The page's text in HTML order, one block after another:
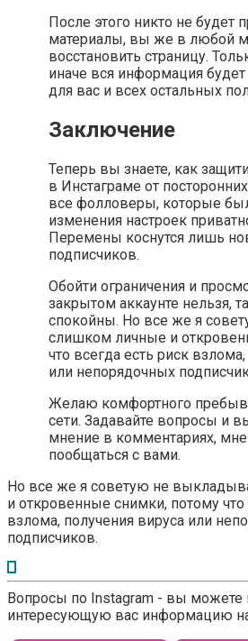
После этого никто не будет
материалы, вы же в любой
восстановить страницу.
иначе вся информация
для вас и всех остальных
Заключение
Теперь вы знаете, как
в Инстаграме от
все фолловеры, которые
изменения настроек
Перемены коснутся лишь
подписчиков.
Обойти ограничения и
закрытом аккаунте нельзя,
спокойны. Но все же я
слишком личные и
что всегда есть риск
или непорядочных
Желаю комфортного
сети. Задавайте вопросы и
мнение в комментариях, мне
пообщаться с вами.
Но все же я советую не
и откровенные снимки, потому что
взлома, получения вируса или
подписчиков.
Вопросы по Instagram - вы можете
интересующую вас информацию